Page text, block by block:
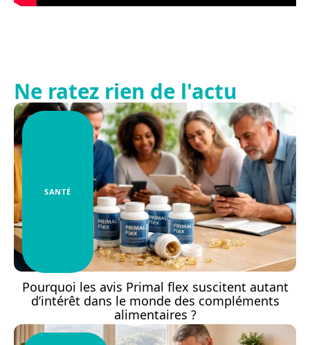
Ne ratez rien de l'actu
SANTÉ
Pourquoi les avis Primal flex suscitent autant
d’intérêt dans le monde des compléments
alimentaires ?